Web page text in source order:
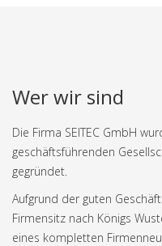
Wer wir sind
Die Firma SEITEC GmbH
geschäftsführenden
gegründet.
Aufgrund der guten
Firmensitz nach Königs
eines kompletten